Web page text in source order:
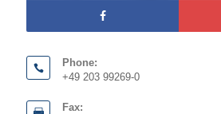
Phone:
+49 203 99269-0
Fax: